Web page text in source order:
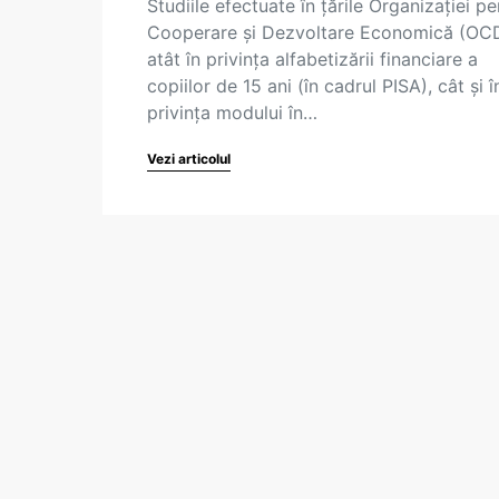
Studiile efectuate în țările Organizației
Cooperare și Dezvoltare Economică
atât în privința alfabetizării financiare a
copiilor de 15 ani (în cadrul PISA), cât și
privința modului în…
Vezi articolul